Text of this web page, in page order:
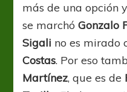
más de una opción
se marchóGonzalo
Sigali no es mirado
Costas. Por eso
Martínez, que es de